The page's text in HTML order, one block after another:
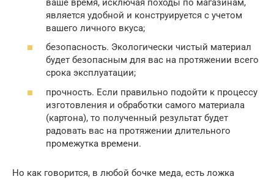
ваше время, исключая походы по магазинам,
является удобной и конструируется с учетом
вашего личного вкуса;
безопасность. Экологически чистый материал
будет безопасным для вас на протяжении всего
срока эксплуатации;
прочность. Если правильно подойти к процессу
изготовления и обработки самого материала
(картона), то полученный результат будет
радовать вас на протяжении длительного
промежутка времени.
Но как говорится, в любой бочке меда, есть ложка